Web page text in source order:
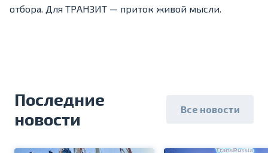
отбора. Для ТРАНЗИТ — приток живой мысли.
Последние
новости
Все новости